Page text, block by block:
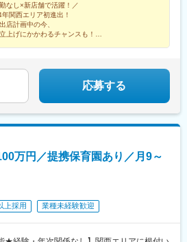
大阪府大阪市城東区中央2-15-6【今川店】
今川8-3-33【南津守店】大阪府大阪市西成
新田西町店】大阪府大東市新田西町6-
府豊中市穂積2-7-8【高槻赤大路店】
なし×新店舗で活躍！／
関西エリア初進出！
店計画中の今、
上げにかかわるチャンスも！
間の定期昇格人数は約200名以上！
舗あたりスタッフ100名以上の大型スーパー！
応募する
万円／提携保育園あり／月9～
上採用 業種未経験歓迎